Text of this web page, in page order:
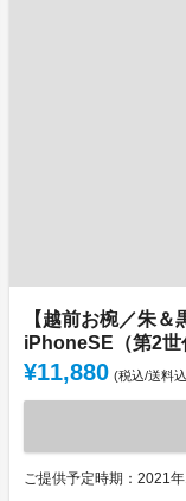
【越前お椀／朱
iPhoneSE（第2世
¥11,880 (税込/送料
ご提供予定時期：2021